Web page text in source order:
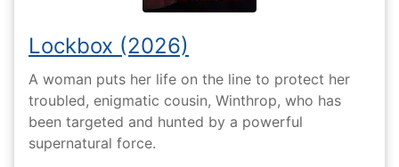
Lockbox (2026)
A woman puts her life on the line to protect her
troubled, enigmatic cousin, Winthrop, who has
been targeted and hunted by a powerful
supernatural force.